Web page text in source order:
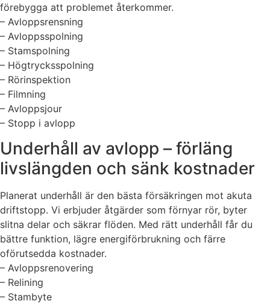
förebygga att problemet återkommer.
– Avloppsrensning
– Avloppsspolning
– Stamspolning
– Högtrycksspolning
– Rörinspektion
– Filmning
– Avloppsjour
– Stopp i avlopp
Underhåll av avlopp – förläng
livslängden och sänk kostnader
Planerat underhåll är den bästa försäkringen mot akuta
driftstopp. Vi erbjuder åtgärder som förnyar rör, byter
slitna delar och säkrar flöden. Med rätt underhåll får du
bättre funktion, lägre energiförbrukning och färre
oförutsedda kostnader.
– Avloppsrenovering
– Relining
– Stambyte